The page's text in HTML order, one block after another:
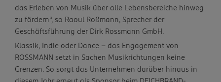
das Erleben von Musik über alle Lebensbereiche hinweg
zu fördern“, so Raoul Roßmann, Sprecher der
Geschäftsführung der Dirk Rossmann GmbH.
Klassik, Indie oder Dance – das Engagement von
ROSSMANN setzt in Sachen Musikrichtungen keine
Grenzen. So sorgt das Unternehmen darüber hinaus in